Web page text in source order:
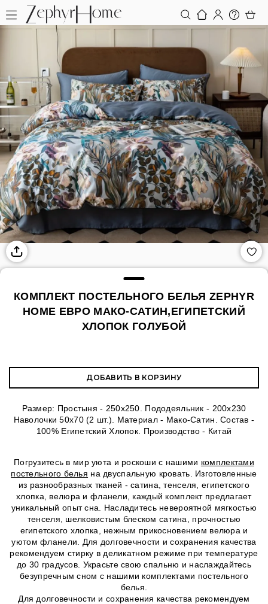
КОМПЛЕКТ ПОСТЕЛЬНОГО БЕЛЬЯ ZEPHYR
HOME ЕВРО МАКО-САТИН,ЕГИПЕТСКИЙ
ХЛОПОК ГОЛУБОЙ
ДОБАВИТЬ В КОРЗИНУ
Размер: Простыня - 250х250. Пододеяльник - 200х230
Наволочки 50х70 (2 шт.). Материал - Мако-Сатин. Состав -
100% Египетский Хлопок. Производство - Китай
Погрузитесь в мир уюта и роскоши с нашими комплектами
постельного белья на двуспальную кровать. Изготовленные
из разнообразных тканей - сатина, тенселя, египетского
хлопка, велюра и фланели, каждый комплект предлагает
уникальный опыт сна. Насладитесь невероятной мягкостью
тенселя, шелковистым блеском сатина, прочностью
египетского хлопка, нежным прикосновением велюра и
уютом фланели. Для долговечности и сохранения качества
рекомендуем стирку в деликатном режиме при температуре
до 30 градусов. Украсьте свою спальню и наслаждайтесь
безупречным сном с нашими комплектами постельного
белья.
Для долговечности и сохранения качества рекомендуем